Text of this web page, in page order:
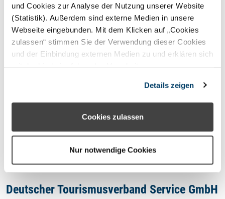
und Cookies zur Analyse der Nutzung unserer Website
(Statistik). Außerdem sind externe Medien in unsere
Webseite eingebunden. Mit dem Klicken auf „Cookies
zulassen“ stimmen Sie der Verwendung dieser Cookies
und der Einbindung externen Medien zu und erklären sich
können Sie über die Schaltfläche „Nur notwendige
Cookies“ ohne die Erklärung einer Einwilligung fortfahren.
In diesem Fall werden nur notwendige Cookies
den Cookie- Einstellungen widerrufen oder ändern.
Details zeigen
Cookies zulassen
Nur notwendige Cookies
Oops, an error occurred! Code:
20260808193340d33b1f98
Deutscher Tourismusverband Service GmbH
Datenschutzhinweis